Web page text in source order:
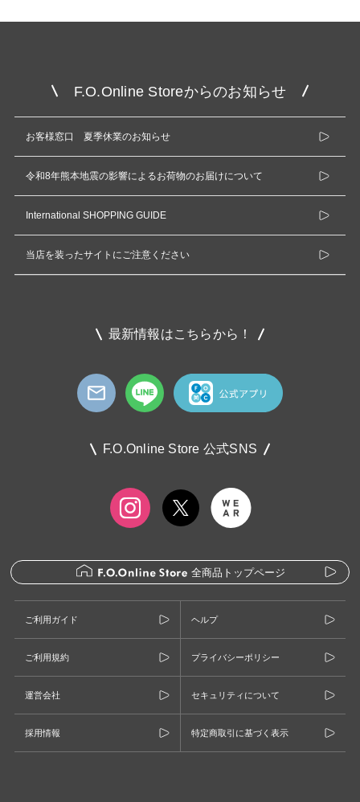
F.O.Online Storeからのお知らせ
お客様窓口 夏季休業のお知らせ
令和8年熊本地震の影響によるお荷物のお届けについて
International SHOPPING GUIDE
当店を装ったサイトにご注意ください
最新情報はこちらから！
F.O.Online Store 公式SNS
全商品トップページ
ご利用ガイド ヘルプ
ご利用規約 プライバシーポリシー
運営会社 セキュリティについて
採用情報 特定商取引に基づく表示